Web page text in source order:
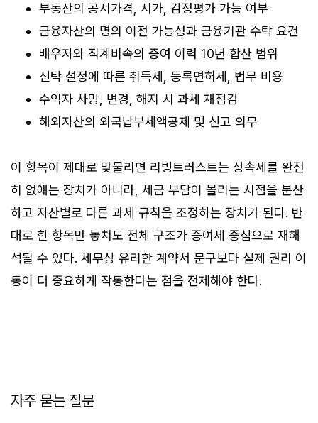
부동산의 공시가격, 시가, 감정평가 가능 여부
금융자산의 명의 이전 가능성과 금융기관 수탁 요건
배우자와 직계비속의 증여 이력 10년 합산 범위
신탁 설정에 따른 취득세, 등록면허세, 법무 비용
수익자 사망, 변경, 해지 시 과세 재점검
해외자산의 외국납부세액공제 및 신고 의무
이 항목이 제대로 맞물리면 리빙트러스트는 상속세를 완전
히 없애는 장치가 아니라, 세금 부담이 몰리는 시점을 분산
하고 자산별로 다른 과세 규칙을 조정하는 장치가 된다. 반
대로 한 항목만 놓쳐도 전체 구조가 증여세 중심으로 재해
석될 수 있다. 세무상 유리한 계약서 문구보다 실제 권리 이
동이 더 중요하게 작동한다는 점을 전제해야 한다.
자주 묻는 질문